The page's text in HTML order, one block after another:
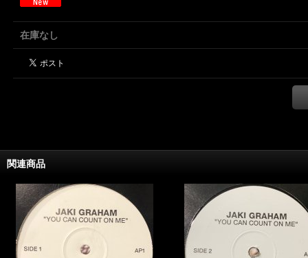
在庫なし
関連商品